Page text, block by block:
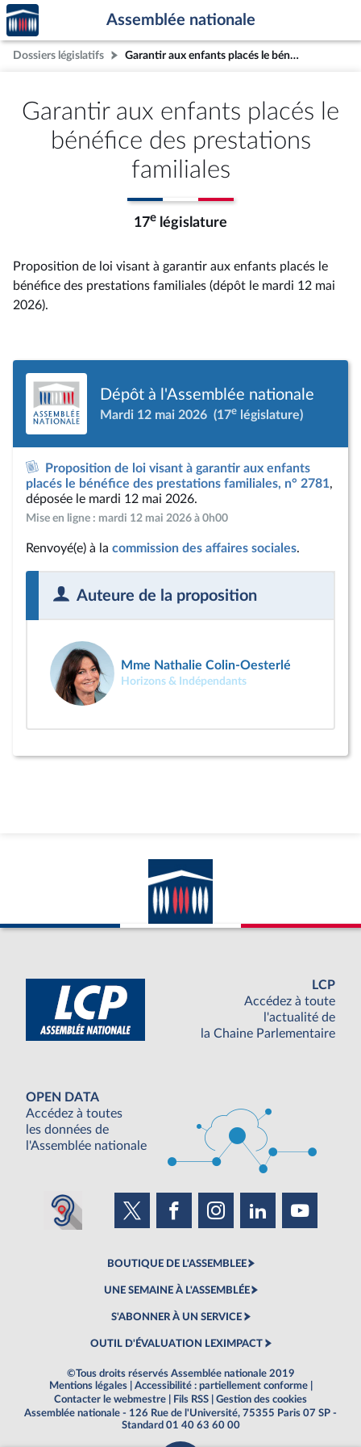
Aller au contenu
Aller en bas de la page
Accèder
à la
page
d'accueil
Assemblée nationale
Dossiers législatifs Garantir aux enfants placés le bénéfice des prestations familiales
Garantir aux enfants placés le
bénéfice des prestations
familiales
17e législature
Proposition de loi visant à garantir aux enfants placés le
bénéfice des prestations familiales (dépôt le mardi 12 mai
2026).
Dépôt à l'Assemblée nationale
Mardi 12 mai 2026 (17e législature)
Proposition de loi visant à garantir aux enfants
placés le bénéfice des prestations familiales, n° 2781,
déposée le mardi 12 mai 2026.
Mise en ligne : mardi 12 mai 2026 à 0h00
Renvoyé(e) à la commission des affaires sociales.
Auteure de la proposition
Mme Nathalie Colin-Oesterlé
Horizons & Indépendants
LCP
Accédez à toute
l'actualité de
la Chaine Parlementaire
OPEN DATA
Accédez à toutes
les données de
l'Assemblée nationale
BOUTIQUE DE L'ASSEMBLEE
UNE SEMAINE À L'ASSEMBLÉE
S'ABONNER À UN SERVICE
OUTIL D'ÉVALUATION LEXIMPACT
©Tous droits réservés Assemblée nationale 2019
Mentions légales
Accessibilité : partiellement conforme
Contacter le webmestre
Fils RSS
Gestion des cookies
Assemblée nationale - 126 Rue de l'Université, 75355 Paris 07 SP -
Standard 01 40 63 60 00